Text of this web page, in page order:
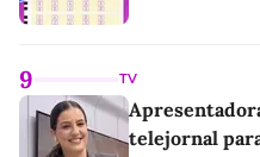
9 TV
telejornal